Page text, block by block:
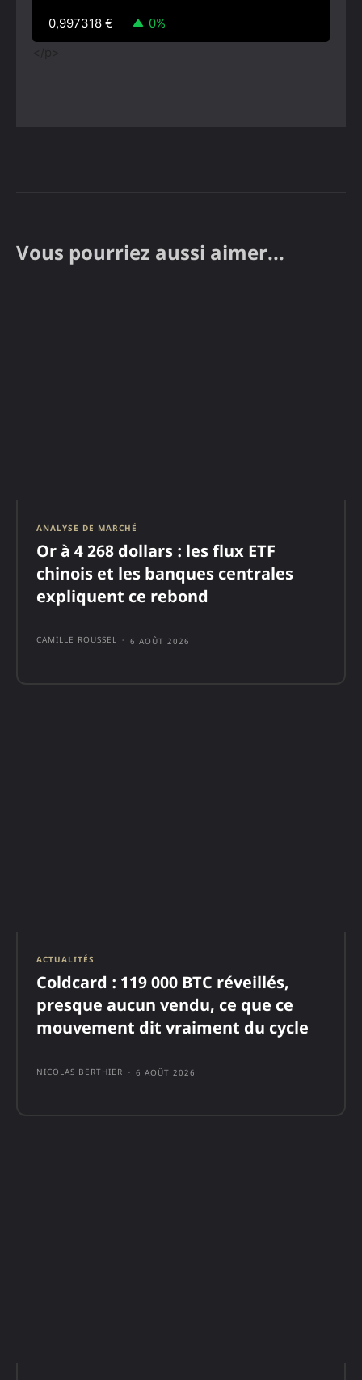
0,997318 €
0%
Vous pourriez aussi aimer...
ANALYSE DE MARCHÉ
Or à 4 268 dollars : les flux ETF
chinois et les banques centrales
expliquent ce rebond
CAMILLE ROUSSEL - 6 AOÛT 2026
ACTUALITÉS
Coldcard : 119 000 BTC réveillés,
presque aucun vendu, ce que ce
mouvement dit vraiment du cycle
NICOLAS BERTHIER - 6 AOÛT 2026